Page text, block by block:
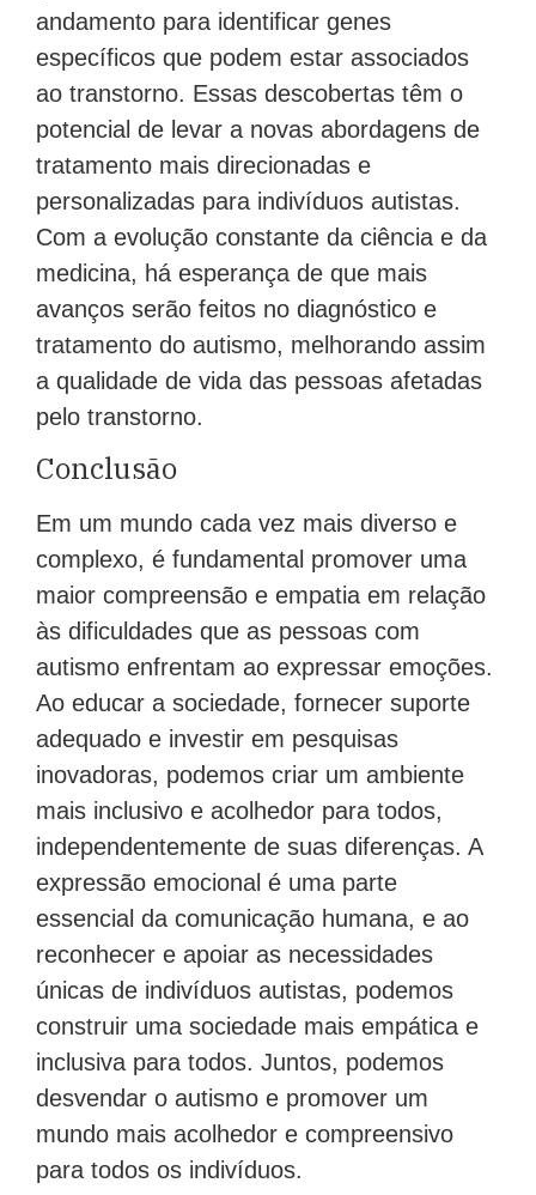
andamento para identificar genes
específicos que podem estar associados
ao transtorno. Essas descobertas têm o
potencial de levar a novas abordagens de
tratamento mais direcionadas e
personalizadas para indivíduos autistas.
Com a evolução constante da ciência e da
medicina, há esperança de que mais
avanços serão feitos no diagnóstico e
tratamento do autismo, melhorando assim
a qualidade de vida das pessoas afetadas
pelo transtorno.
Conclusão
Em um mundo cada vez mais diverso e
complexo, é fundamental promover uma
maior compreensão e empatia em relação
às dificuldades que as pessoas com
autismo enfrentam ao expressar emoções.
Ao educar a sociedade, fornecer suporte
adequado e investir em pesquisas
inovadoras, podemos criar um ambiente
mais inclusivo e acolhedor para todos,
independentemente de suas diferenças. A
expressão emocional é uma parte
essencial da comunicação humana, e ao
reconhecer e apoiar as necessidades
únicas de indivíduos autistas, podemos
construir uma sociedade mais empática e
inclusiva para todos. Juntos, podemos
desvendar o autismo e promover um
mundo mais acolhedor e compreensivo
para todos os indivíduos.